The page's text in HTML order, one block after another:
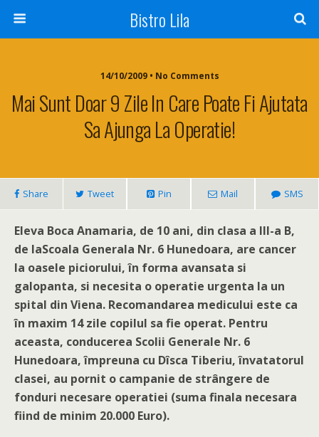
Bistro Lila
14/10/2009 • No Comments
Mai Sunt Doar 9 Zile In Care Poate Fi Ajutata
Sa Ajunga La Operatie!
Share Tweet Pin Mail SMS
Eleva Boca Anamaria, de 10 ani, din clasa a III-a B,
de laScoala Generala Nr. 6 Hunedoara, are cancer
la oasele piciorului, în forma avansata si
galopanta, si necesita o operatie urgenta la un
spital din Viena. Recomandarea medicului este ca
în maxim 14 zile copilul sa fie operat. Pentru
aceasta, conducerea Scolii Generale Nr. 6
Hunedoara, împreuna cu Dîsca Tiberiu, învatatorul
clasei, au pornit o campanie de strângere de
fonduri necesare operatiei (suma finala necesara
fiind de minim 20.000 Euro).